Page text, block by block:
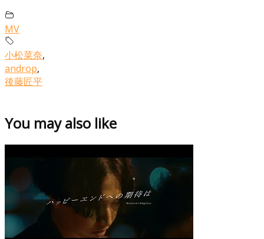
MV
小松菜奈,
androp,
後藤匠平
You may also like